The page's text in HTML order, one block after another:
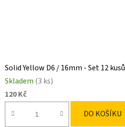
Solid Yellow D6 / 16mm - Set 12 kusů
Skladem (3 ks)
120 Kč
DO KOŠÍKU